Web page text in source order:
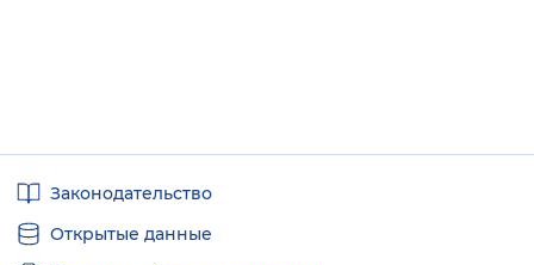
ссылкиЗаконодательство
Открытые данные